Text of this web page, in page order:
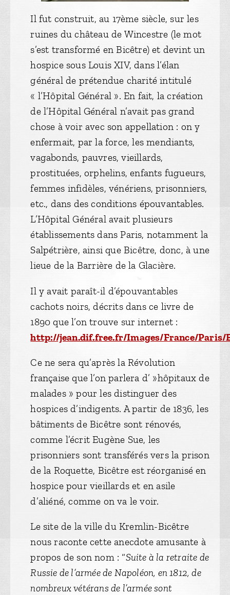
Il fut construit, au 17ème siècle, sur les
ruines du château de Wincestre (le mot
s’est transformé en Bicêtre) et devint un
hospice sous Louis XIV, dans l’élan
général de prétendue charité intitulé
« l’Hôpital Général ». En fait, la création
de l’Hôpital Général n’avait pas grand
chose à voir avec son appellation : on y
enfermait, par la force, les mendiants,
vagabonds, pauvres, vieillards,
prostituées, orphelins, enfants fugueurs,
femmes infidèles, vénériens, prisonniers,
etc., dans des conditions épouvantables.
L’Hôpital Général avait plusieurs
établissements dans Paris, notamment la
Salpétrière, ainsi que Bicêtre, donc, à une
lieue de la Barrière de la Glacière.
Il y avait paraît-il d’épouvantables
cachots noirs, décrits dans ce livre de
1890 que l’on trouve sur internet :
http://jean.dif.free.fr/Images/France/Paris/
Ce ne sera qu’après la Révolution
française que l’on parlera d’ »hôpitaux de
malades » pour les distinguer des
hospices d’indigents. A partir de 1836, les
bâtiments de Bicêtre sont rénovés,
comme l’écrit Eugène Sue, les
prisonniers sont transférés vers la prison
de la Roquette, Bicêtre est réorganisé en
hospice pour vieillards et en asile
d’aliéné, comme on va le voir.
Le site de la ville du Kremlin-Bicêtre
nous raconte cette anecdote amusante à
propos de son nom : “Suite à la retraite de
Russie de l’armée de Napoléon, en 1812, de
nombreux vétérans de l’armée sont